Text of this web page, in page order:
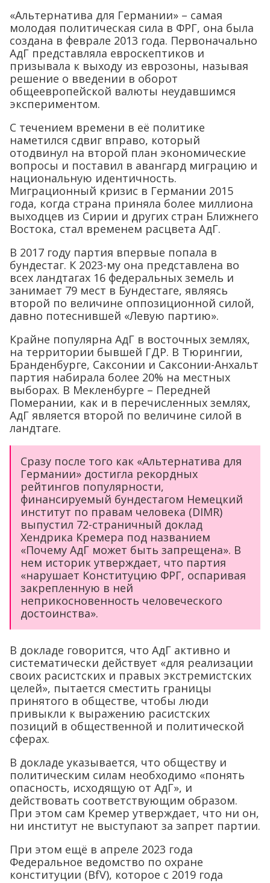
«Альтернатива для Германии» – самая
молодая политическая сила в ФРГ, она была
создана в феврале 2013 года. Первоначально
АдГ представляла евроскептиков и
призывала к выходу из еврозоны, называя
решение о введении в оборот
общеевропейской валюты неудавшимся
экспериментом.
С течением времени в её политике
наметился сдвиг вправо, который
отодвинул на второй план экономические
вопросы и поставил в авангард миграцию и
национальную идентичность.
Миграционный кризис в Германии 2015
года, когда страна приняла более миллиона
выходцев из Сирии и других стран Ближнего
Востока, стал временем расцвета АдГ.
В 2017 году партия впервые попала в
бундестаг. К 2023-му она представлена во
всех ландтагах 16 федеральных земель и
занимает 79 мест в Бундестаге, являясь
второй по величине оппозиционной силой,
давно потеснившей «Левую партию».
Крайне популярна АдГ в восточных землях,
на территории бывшей ГДР. В Тюрингии,
Бранденбурге, Саксонии и Саксонии-Анхальт
партия набирала более 20% на местных
выборах. В Мекленбурге – Передней
Померании, как и в перечисленных землях,
АдГ является второй по величине силой в
ландтаге.
Сразу после того как «Альтернатива для
Германии» достигла рекордных
рейтингов популярности,
финансируемый бундестагом Немецкий
институт по правам человека (DIMR)
выпустил 72-страничный доклад
Хендрика Кремера под названием
«Почему АдГ может быть запрещена». В
нем историк утверждает, что партия
«нарушает Конституцию ФРГ, оспаривая
закрепленную в ней
неприкосновенность человеческого
достоинства».
В докладе говорится, что АдГ активно и
систематически действует «для реализации
своих расистских и правых экстремистских
целей», пытается сместить границы
принятого в обществе, чтобы люди
привыкли к выражению расистских
позиций в общественной и политической
сферах.
В докладе указывается, что обществу и
политическим силам необходимо «понять
опасность, исходящую от АдГ», и
действовать соответствующим образом.
При этом сам Кремер утверждает, что ни он,
ни институт не выступают за запрет партии.
При этом ещё в апреле 2023 года
Федеральное ведомство по охране
конституции (BfV), которое с 2019 года